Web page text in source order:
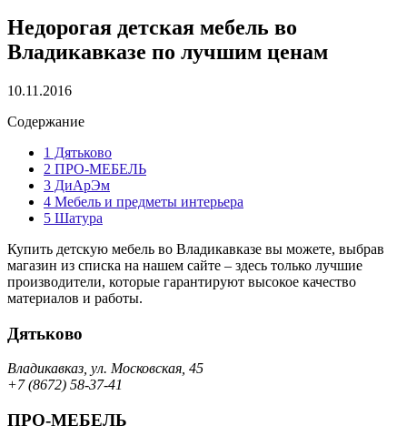
Недорогая детская мебель во
Владикавказе по лучшим ценам
10.11.2016
Содержание
1 Дятьково
2 ПРО-МЕБЕЛЬ
3 ДиАрЭм
4 Мебель и предметы интерьера
5 Шатура
Купить детскую мебель во Владикавказе вы можете, выбрав
магазин из списка на нашем сайте – здесь только лучшие
производители, которые гарантируют высокое качество
материалов и работы.
Дятьково
Владикавказ, ул. Московская, 45
+7 (8672) 58-37-41
ПРО-МЕБЕЛЬ